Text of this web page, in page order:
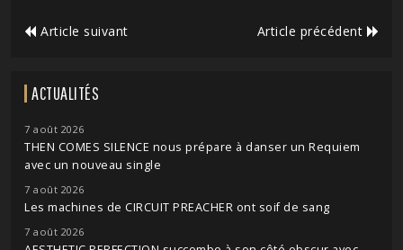
Article suivant Article précédent
ACTUALITÉS
7 août 2026
THEN COMES SILENCE nous prépare à danser un Requiem
avec un nouveau single
7 août 2026
Les machines de CIRCUIT PREACHER ont soif de sang
7 août 2026